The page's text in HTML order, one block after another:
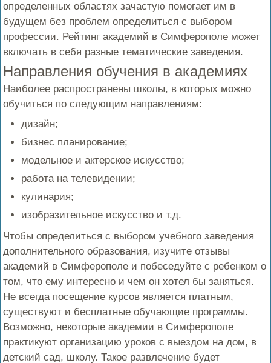
определенных областях зачастую помогает им в
будущем без проблем определиться с выбором
профессии. Рейтинг академий в Симферополе может
включать в себя разные тематические заведения.
Направления обучения в академиях
Наиболее распространены школы, в которых можно
обучиться по следующим направлениям:
дизайн;
бизнес планирование;
модельное и актерское искусство;
работа на телевидении;
кулинария;
изобразительное искусство и т.д.
Чтобы определиться с выбором учебного заведения
дополнительного образования, изучите отзывы
академий в Симферополе и побеседуйте с ребенком о
том, что ему интересно и чем он хотел бы заняться.
Не всегда посещение курсов является платным,
существуют и бесплатные обучающие программы.
Возможно, некоторые академии в Симферополе
практикуют организацию уроков с выездом на дом, в
детский сад, школу. Такое развлечение будет